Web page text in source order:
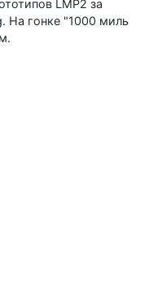
LMP2 за
На гонке "1000 миль